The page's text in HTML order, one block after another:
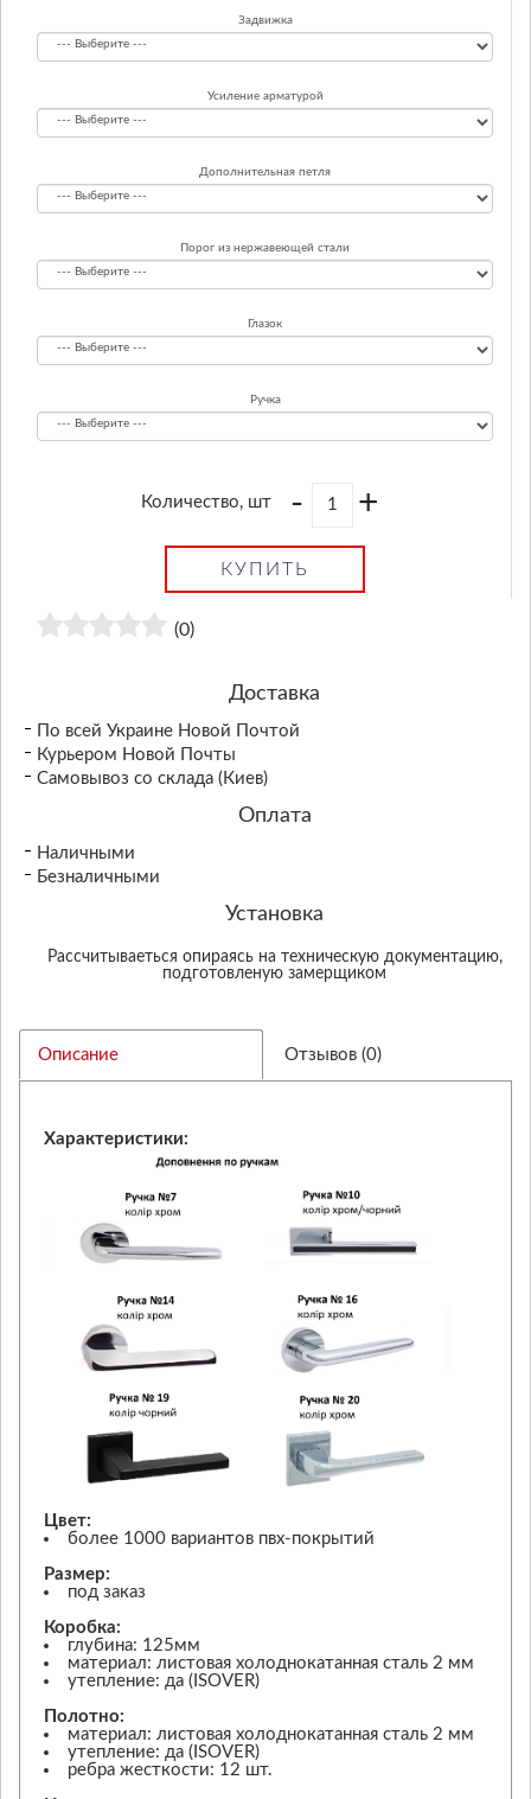
Задвижка
Усиление арматурой
Дополнительная петля
Порог из нержавеющей стали
Глазок
Ручка
Количество, шт - +
КУПИТЬ
(0)
Доставка
По всей Украине Новой Почтой
Курьером Новой Почты
Самовывоз со склада (Киев)
Оплата
Наличными
Безналичными
Установка
Рассчитываеться опираясь на техническую документацию,
подготовленую замерщиком
Описание Отзывов (0)
Характеристики:
Цвет:
более 1000 вариантов пвх-покрытий
Размер:
под заказ
Коробка:
глубина: 125мм
материал: листовая холоднокатанная сталь 2 мм
утепление: да (ISOVER)
Полотно:
материал: листовая холоднокатанная сталь 2 мм
утепление: да (ISOVER)
ребра жесткости: 12 шт.